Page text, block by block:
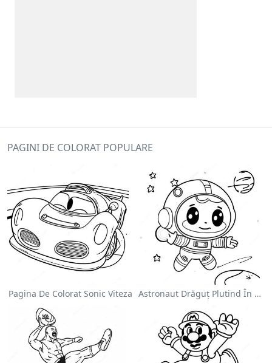
PAGINI DE COLORAT POPULARE
Pagina De Colorat Sonic Viteza Astronaut Drăguț Plutind În Spațiu - Pagina De Colorat